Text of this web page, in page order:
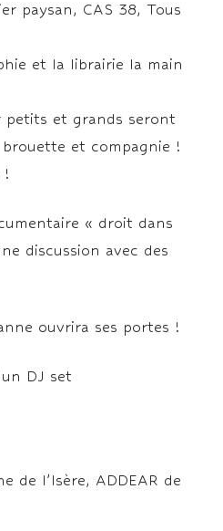
paysan, CAS 38, Tous
et la librairie la main
petits et grands seront
brouette et compagnie !
!
« droit dans
discussion avec des
ouvrira ses portes !
DJ set
de l’Isère, ADDEAR de